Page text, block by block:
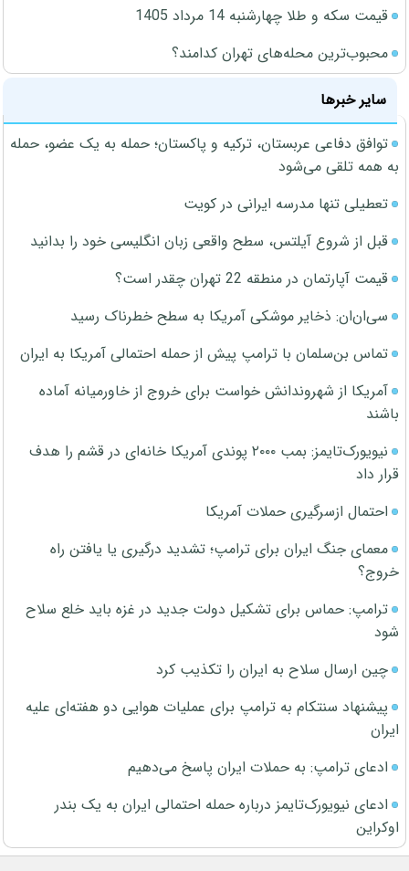
قیمت سکه و طلا چهارشنبه 14 مرداد 1405
محبوب‌ترین محله‌های تهران کدامند؟
سایر خبرها
توافق دفاعی عربستان، ترکیه و پاکستان؛ حمله به یک عضو، حمله
به همه تلقی می‌شود
تعطیلی تنها مدرسه ایرانی در کویت
قبل از شروع آیلتس، سطح واقعی زبان انگلیسی خود را بدانید
قیمت آپارتمان در منطقه 22 تهران چقدر است؟
سی‌ان‌ان: ذخایر موشکی آمریکا به سطح خطرناک رسید
تماس بن‌سلمان با ترامپ پیش از حمله احتمالی آمریکا به ایران
آمریکا از شهروندانش خواست برای خروج از خاورمیانه آماده
باشند
نیویورک‌تایمز: بمب ۲۰۰۰ پوندی آمریکا خانه‌ای در قشم را هدف
قرار داد
احتمال ازسرگیری حملات آمریکا
معمای جنگ ایران برای ترامپ؛ تشدید درگیری یا یافتن راه
خروج؟
ترامپ: حماس برای تشکیل دولت جدید در غزه باید خلع سلاح
شود
چین ارسال سلاح به ایران را تکذیب کرد
پیشنهاد سنتکام به ترامپ برای عملیات هوایی دو هفته‌ای علیه
ایران
ادعای ترامپ: به حملات ایران پاسخ می‌دهیم
ادعای نیویورک‌تایمز درباره حمله احتمالی ایران به یک بندر
اوکراین